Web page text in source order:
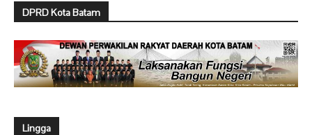
DPRD Kota Batam
Lingga